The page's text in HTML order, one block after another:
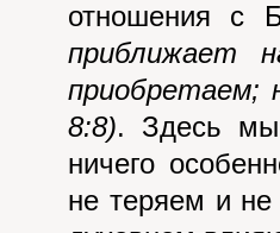
отношения с
приближает
приобретаем;
8:8). Здесь мы
ничего
не теряем и